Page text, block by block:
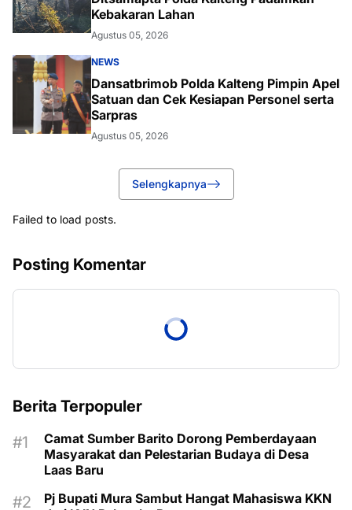
Kebakaran Lahan
Agustus 05, 2026
NEWS
Dansatbrimob Polda Kalteng Pimpin Apel
Satuan dan Cek Kesiapan Personel serta
Sarpras
Agustus 05, 2026
Selengkapnya
Failed to load posts.
Posting Komentar
Berita Terpopuler
Camat Sumber Barito Dorong Pemberdayaan
Masyarakat dan Pelestarian Budaya di Desa
Laas Baru
Pj Bupati Mura Sambut Hangat Mahasiswa KKN